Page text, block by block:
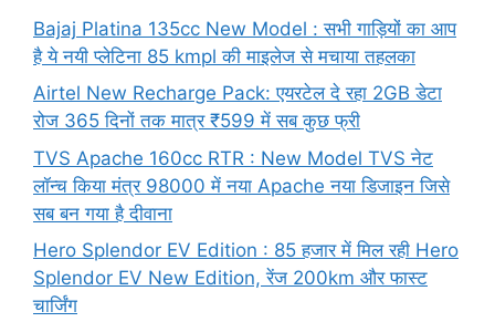
Bajaj Platina 135cc New Model : सभी गाड़ियों का आप
है ये नयी प्लेटिना 85 kmpl की माइलेज से मचाया तहलका
Airtel New Recharge Pack: एयरटेल दे रहा 2GB डेटा
रोज 365 दिनों तक मात्र ₹599 में सब कुछ फ्री
TVS Apache 160cc RTR : New Model TVS नेट
लॉन्च किया मंत्र 98000 में नया Apache नया डिजाइन जिसे
सब बन गया है दीवाना
Hero Splendor EV Edition : 85 हजार में मिल रही Hero
Splendor EV New Edition, रेंज 200km और फास्ट
चार्जिंग